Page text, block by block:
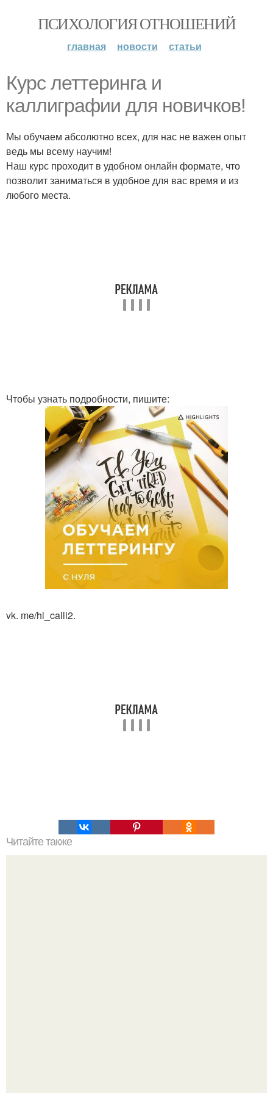
ПСИХОЛОГИЯ ОТНОШЕНИЙ
главная новости статьи
Курс леттеринга и
каллиграфии для новичков!
Мы обучаем абсолютно всех, для нас не важен опыт
ведь мы всему научим!
Наш курс проходит в удобном онлайн формате, что
позволит заниматься в удобное для вас время и из
любого места.
Чтобы узнать подробности, пишите:
vk. me/hl_calli2.
Читайте также